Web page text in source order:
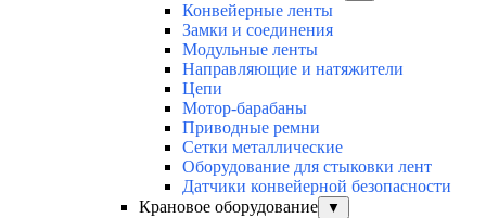
Конвейерные ленты
Замки и соединения
Модульные ленты
Направляющие и натяжители
Цепи
Мотор-барабаны
Приводные ремни
Сетки металлические
Оборудование для стыковки лент
Датчики конвейерной безопасности
Крановое оборудование
▼